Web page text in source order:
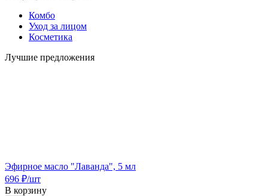
Комбо
Уход за лицом
Косметика
Лучшие предложения
Эфирное масло "Лаванда", 5 мл
696 ₽/шт
В корзину